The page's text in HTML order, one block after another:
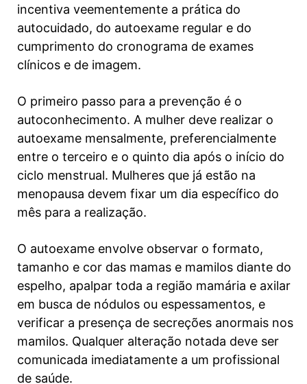
incentiva veementemente a prática do
autocuidado, do autoexame regular e do
cumprimento do cronograma de exames
clínicos e de imagem.
O primeiro passo para a prevenção é o
autoconhecimento. A mulher deve realizar o
autoexame mensalmente, preferencialmente
entre o terceiro e o quinto dia após o início do
ciclo menstrual. Mulheres que já estão na
menopausa devem fixar um dia específico do
mês para a realização.
O autoexame envolve observar o formato,
tamanho e cor das mamas e mamilos diante do
espelho, apalpar toda a região mamária e axilar
em busca de nódulos ou espessamentos, e
verificar a presença de secreções anormais nos
mamilos. Qualquer alteração notada deve ser
comunicada imediatamente a um profissional
de saúde.